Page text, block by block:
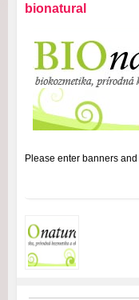
bionatural
Please enter banners